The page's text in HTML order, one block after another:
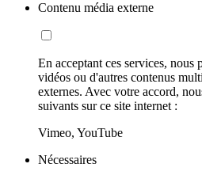
Contenu média externe
En acceptant ces services, nous
vidéos ou d'autres contenus
externes. Avec votre accord,
suivants sur ce site internet :
Vimeo, YouTube
Nécessaires